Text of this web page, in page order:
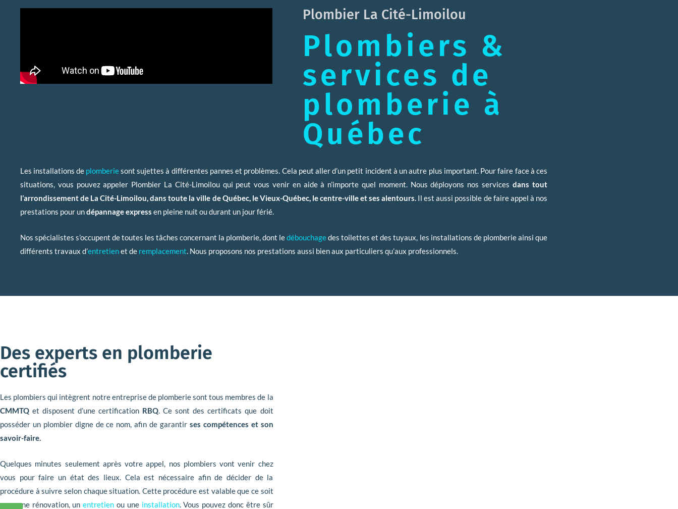
Plombier La Cité-Limoilou
Plombiers &
services de
plomberie à
Québec
Les installations de plomberiesont sujettes à différentes pannes et problèmes. Cela peut aller d’un petit incident à un autre plus important. Pour faire face à ces
situations, vous pouvez appeler Plombier La Cité-Limoilou qui peut vous venir en aide à n’importe quel moment. Nous déployons nos services dans tout
l’arrondissement de La Cité-Limoilou, dans toute la ville de Québec, le Vieux-Québec, le centre-ville et ses alentours. Il est aussi possible de faire appel à nos
prestations pour undépannage express en pleine nuit ou durant un jour férié.
Nos spécialistes s’occupent de toutes les tâches concernant la plomberie, dont ledébouchagedes toilettes et des tuyaux, les installations de plomberie ainsi que
différents travaux d’entretienet de remplacement. Nous proposons nos prestations aussi bien aux particuliers qu’aux professionnels.
Des experts en plomberie
certifiés
Les plombiers qui intègrent notre entreprise de plomberie sont tous membres de la
CMMTQ et disposent d’une certification RBQ. Ce sont des certificats que doit
posséder un plombier digne de ce nom, afin de garantir ses compétences et son
savoir-faire.
Quelques minutes seulement après votre appel, nos plombiers vont venir chez
vous pour faire un état des lieux. Cela est nécessaire afin de décider de la
procédure à suivre selon chaque situation. Cette procédure est valable que ce soit
pour une rénovation, unentretien ou une installation. Vous pouvez donc être sûr